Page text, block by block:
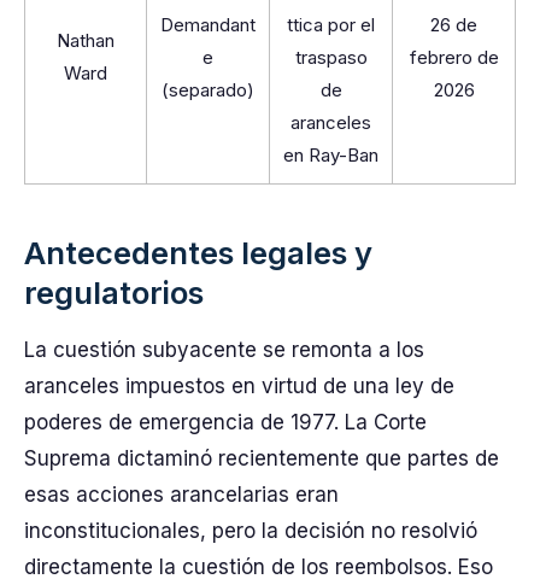
Nathan
Ward
Demandant
e
(separado)
ttica por el
traspaso
de
aranceles
en Ray-Ban
26 de
febrero de
2026
Antecedentes legales y
regulatorios
La cuestión subyacente se remonta a los
aranceles impuestos en virtud de una ley de
poderes de emergencia de 1977. La Corte
Suprema dictaminó recientemente que partes de
esas acciones arancelarias eran
inconstitucionales, pero la decisión no resolvió
directamente la cuestión de los reembolsos. Eso